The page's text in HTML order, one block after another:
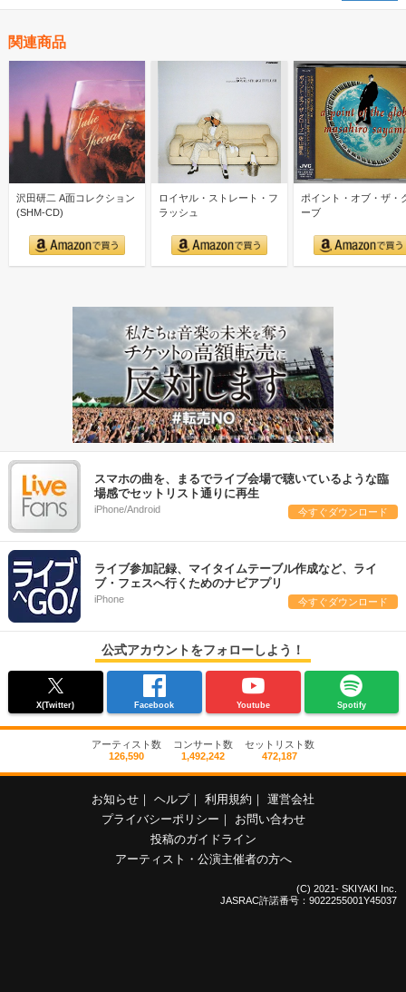
関連商品
沢田研二 A面コレクション
(SHM-CD)
ロイヤル・ストレート・フ
ラッシュ
ポイント・オブ・ザ・
ーブ
スマホの曲を、まるでライブ会場で聴いているような臨
場感でセットリスト通りに再生
iPhone/Android 今すぐダウンロード
ライブ参加記録、マイタイムテーブル作成など、ライ
ブ・フェスへ行くためのナビアプリ
iPhone 今すぐダウンロード
公式アカウントをフォローしよう！
X(Twitter) Facebook Youtube Spotify
アーティスト数
126,590
コンサート数
1,492,242
セットリスト数
472,187
お知らせ ヘルプ 利用規約
運営会社
プライバシーポリシー
お問い合わせ
投稿のガイドライン
アーティスト・公演主催者の方へ
(C) 2021- SKIYAKI Inc.
JASRAC許諾番号：9022255001Y45037